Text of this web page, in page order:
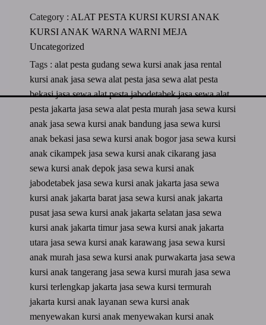
Category : ALAT PESTAKURSIKURSI ANAK
KURSI ANAK WARNA WARNIMEJA
Uncategorized
Tags : alat pesta gudang sewa kursi anakjasa rental
kursi anakjasa sewa alat pestajasa sewa alat pesta
bekasijasa sewa alat pesta jabodetabekjasa sewa alat
pesta jakartajasa sewa alat pesta murahjasa sewa kursi
anakjasa sewa kursi anak bandungjasa sewa kursi
anak bekasijasa sewa kursi anak bogorjasa sewa kursi
anak cikampekjasa sewa kursi anak cikarangjasa
sewa kursi anak depokjasa sewa kursi anak
jabodetabekjasa sewa kursi anak jakartajasa sewa
kursi anak jakarta baratjasa sewa kursi anak jakarta
pusatjasa sewa kursi anak jakarta selatanjasa sewa
kursi anak jakarta timurjasa sewa kursi anak jakarta
utarajasa sewa kursi anak karawangjasa sewa kursi
anak murahjasa sewa kursi anak purwakartajasa sewa
kursi anak tangerangjasa sewa kursi murahjasa sewa
kursi terlengkap jakartajasa sewa kursi termurah
jakartakursi anaklayanan sewa kursi anak
menyewakan kursi anakmenyewakan kursi anak